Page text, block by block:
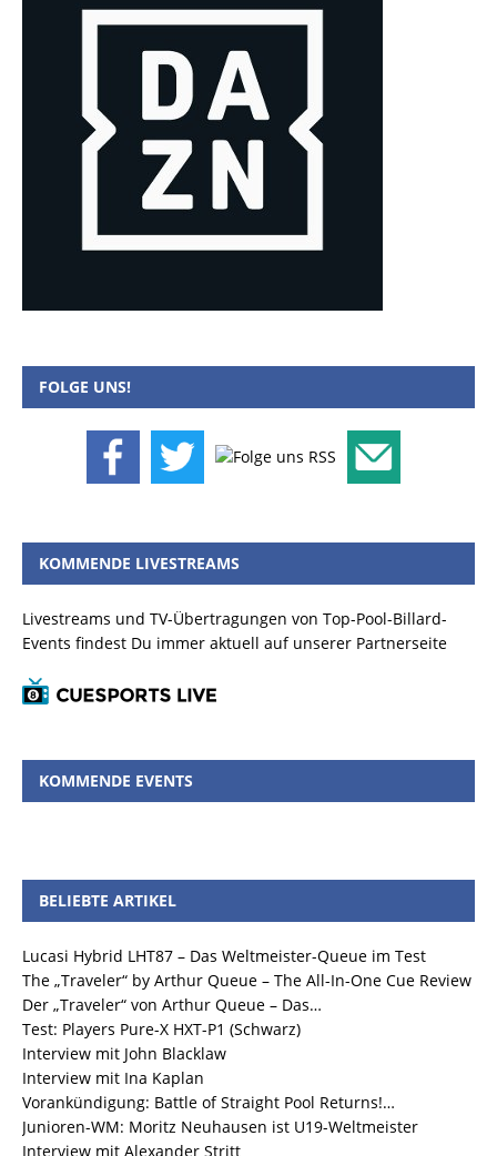
FOLGE UNS!
KOMMENDE LIVESTREAMS
Livestreams und TV-Übertragungen von Top-Pool-Billard-
Events findest Du immer aktuell auf unserer Partnerseite
KOMMENDE EVENTS
BELIEBTE ARTIKEL
Lucasi Hybrid LHT87 – Das Weltmeister-Queue im Test
The „Traveler“ by Arthur Queue – The All-In-One Cue Review
Der „Traveler“ von Arthur Queue – Das…
Test: Players Pure-X HXT-P1 (Schwarz)
Interview mit John Blacklaw
Interview mit Ina Kaplan
Vorankündigung: Battle of Straight Pool Returns!…
Junioren-WM: Moritz Neuhausen ist U19-Weltmeister
Interview mit Alexander Stritt